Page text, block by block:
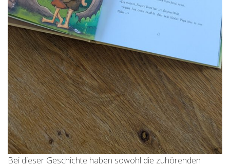
Bei dieser Geschichte haben sowohl die zuhörenden